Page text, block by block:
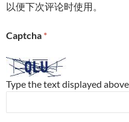
以便下次评论时使用。
Captcha *
Type the text displayed